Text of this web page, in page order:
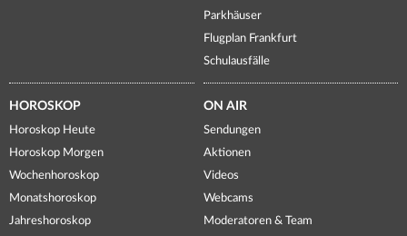
Parkhäuser
Flugplan Frankfurt
Schulausfälle
HOROSKOP
Horoskop Heute
Horoskop Morgen
Wochenhoroskop
Monatshoroskop
Jahreshoroskop
ON AIR
Sendungen
Aktionen
Videos
Webcams
Moderatoren & Team